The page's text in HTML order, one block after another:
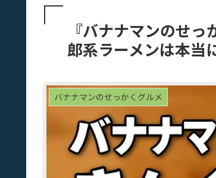
『バナナマンのせ
郎系ラーメンは本当
バナナマンのせっかくグルメ